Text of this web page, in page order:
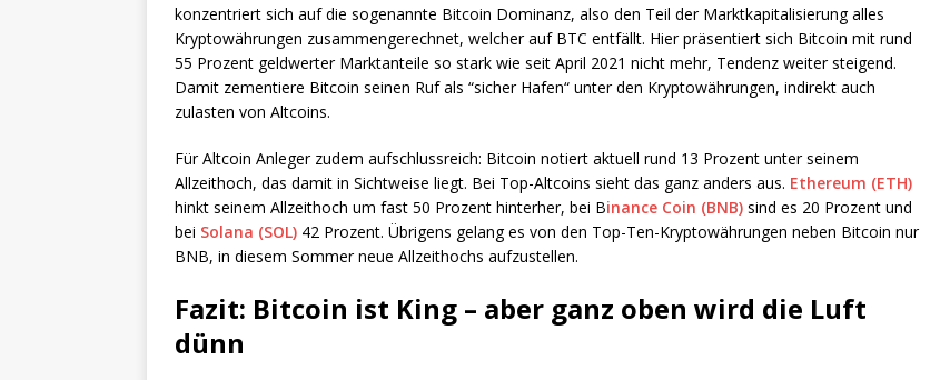
konzentriert sich auf die sogenannte Bitcoin Dominanz, also den Teil der Marktkapitalisierung alles
Kryptowährungen zusammengerechnet, welcher auf BTC entfällt. Hier präsentiert sich Bitcoin mit rund
55 Prozent geldwerter Marktanteile so stark wie seit April 2021 nicht mehr, Tendenz weiter steigend.
Damit zementiere Bitcoin seinen Ruf als “sicher Hafen“ unter den Kryptowährungen, indirekt auch
zulasten von Altcoins.
Für Altcoin Anleger zudem aufschlussreich: Bitcoin notiert aktuell rund 13 Prozent unter seinem
Allzeithoch, das damit in Sichtweise liegt. Bei Top-Altcoins sieht das ganz anders aus. Ethereum (ETH)
hinkt seinem Allzeithoch um fast 50 Prozent hinterher, bei Binance Coin (BNB) sind es 20 Prozent und
bei Solana (SOL) 42 Prozent. Übrigens gelang es von den Top-Ten-Kryptowährungen neben Bitcoin nur
BNB, in diesem Sommer neue Allzeithochs aufzustellen.
Fazit: Bitcoin ist King – aber ganz oben wird die Luft
dünn